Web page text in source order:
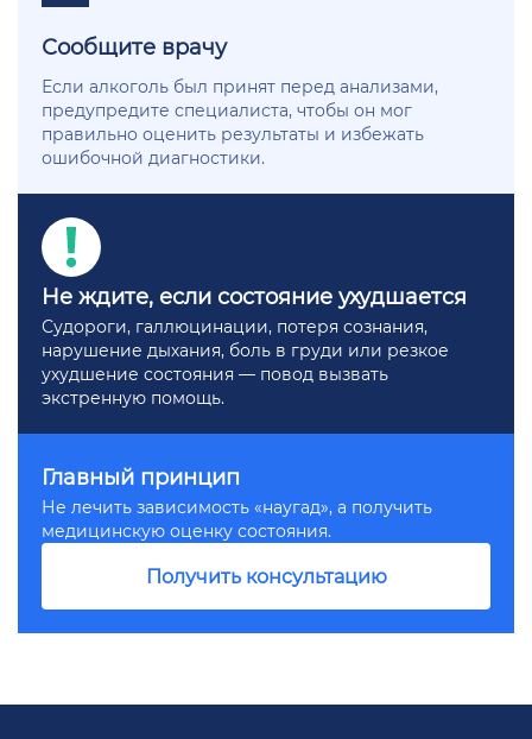
Сообщите врачу
Если алкоголь был принят перед анализами,
предупредите специалиста, чтобы он мог
правильно оценить результаты и избежать
ошибочной диагностики.
Не ждите, если состояние ухудшается
Судороги, галлюцинации, потеря сознания,
нарушение дыхания, боль в груди или резкое
ухудшение состояния — повод вызвать
экстренную помощь.
Главный принцип
Не лечить зависимость «наугад», а получить
медицинскую оценку состояния.
Получить консультацию